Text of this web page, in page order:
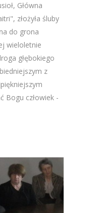
Główna
złożyła śluby
do grona
wieloletnie
głębokiego
z
Bogu człowiek -